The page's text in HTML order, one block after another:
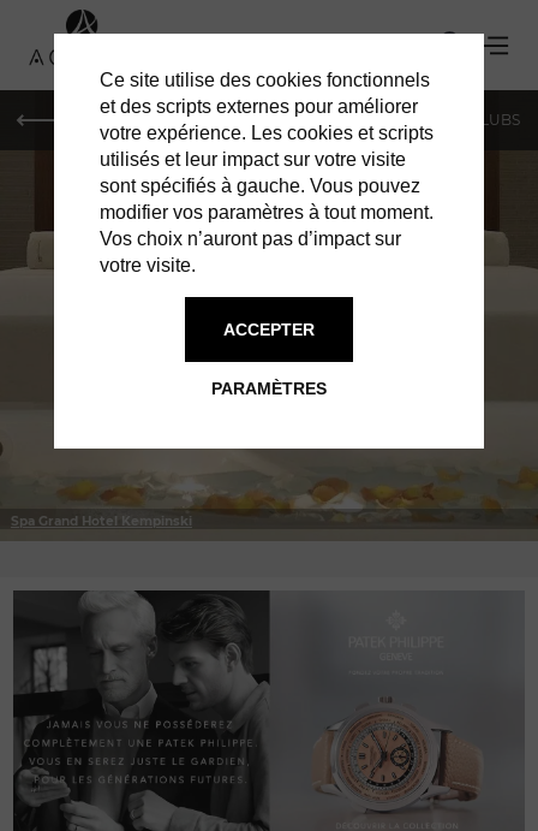
SHOPPING RESTAURANTS BARS & CLUBS
Spa Grand Hotel Kempinski
SERVICES
Ce site utilise des cookies fonctionnels
et des scripts externes pour améliorer
votre expérience. Les cookies et scripts
utilisés et leur impact sur votre visite
sont spécifiés à gauche. Vous pouvez
modifier vos paramètres à tout moment.
Vos choix n’auront pas d’impact sur
votre visite.
PARAMÈTRES
ACCEPTER